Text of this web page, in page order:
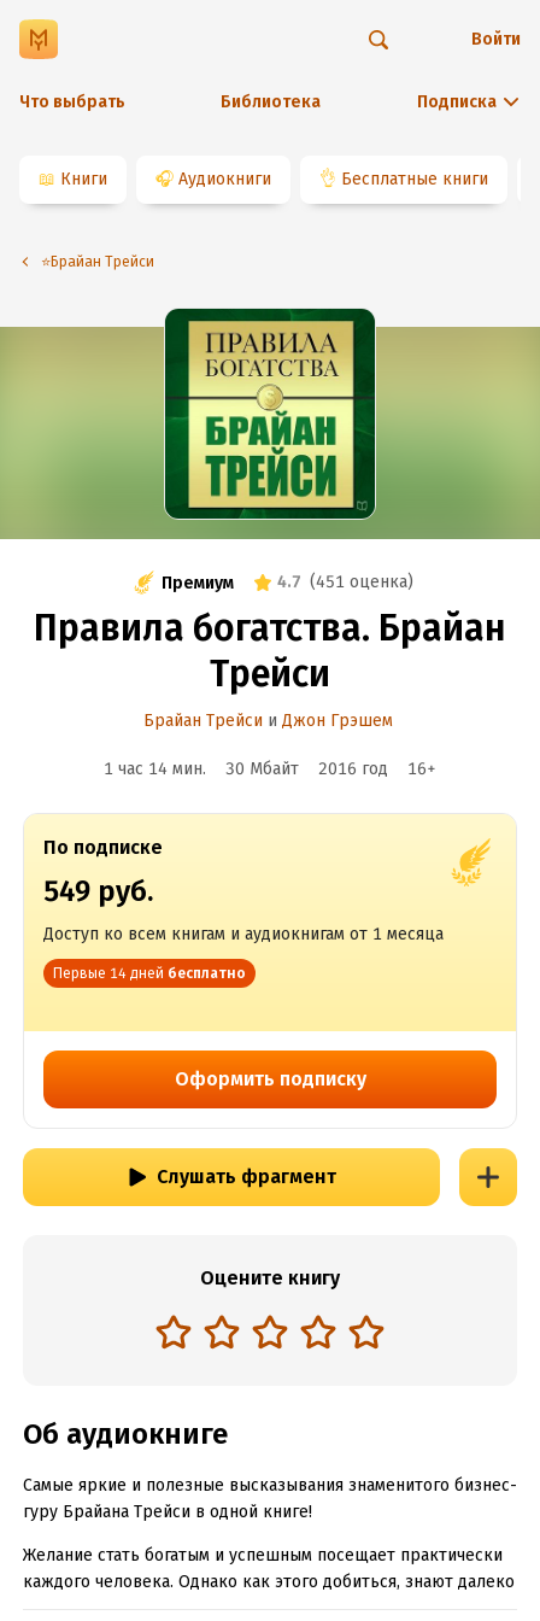
Что выбрать Библиотека Подписка
Войти
📖 Книги 🎧 Аудиокниги 👌 Бесплатные книги
⭐️Брайан Трейси
Премиум 4.7 (451 оценка)
Правила богатства. Брайан
Трейси
Брайан Трейси и Джон Грэшем
1 час 14 мин. 30 Мбайт 2016 год 16+
По подписке
549 руб.
Доступ ко всем книгам и аудиокнигам от 1 месяца
Первые 14 дней бесплатно
Оформить подписку
Слушать фрагмент
Оцените книгу
Об аудиокниге
Самые яркие и полезные высказывания знаменитого бизнес-
гуру Брайана Трейси в одной книге!
Желание стать богатым и успешным посещает практически
каждого человека. Однако как этого добиться, знают далеко